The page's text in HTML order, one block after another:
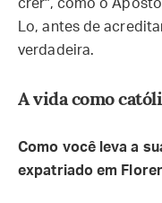
crer", como o
Lo, antes de
verdadeira.
A vida como
Como você leva a
expatriado em